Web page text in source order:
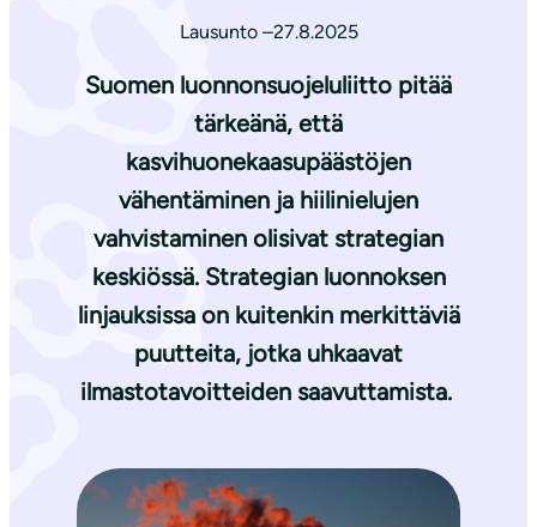
Lausunto –27.8.2025
Suomen luonnonsuojeluliitto pitää
tärkeänä, että
kasvihuonekaasupäästöjen
vähentäminen ja hiilinielujen
vahvistaminen olisivat strategian
keskiössä. Strategian luonnoksen
linjauksissa on kuitenkin merkittäviä
puutteita, jotka uhkaavat
ilmastotavoitteiden saavuttamista.